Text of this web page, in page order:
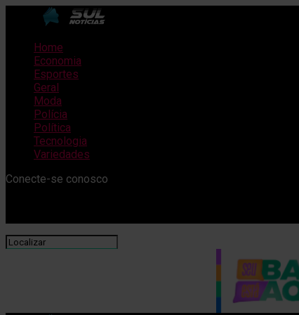
Home
Economia
Esportes
Geral
Moda
Polícia
Política
Tecnologia
Variedades
Conecte-se conosco